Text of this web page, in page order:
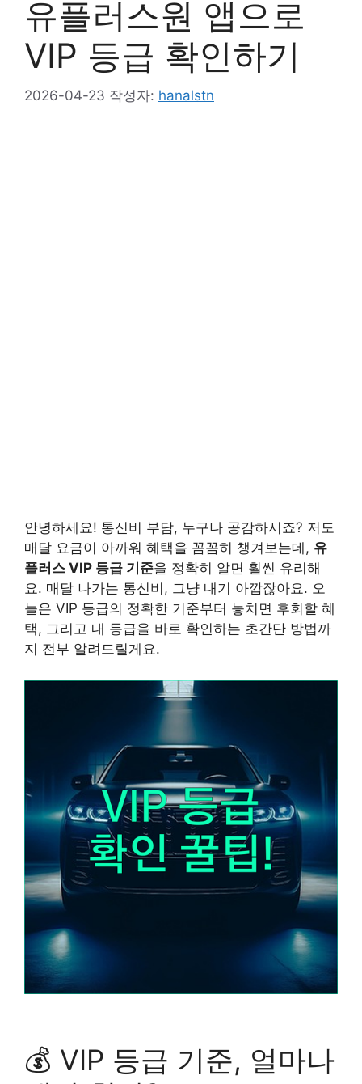
유플러스원 앱으로
VIP 등급 확인하기
2026-04-23 작성자: hanalstn
안녕하세요! 통신비 부담, 누구나 공감하시죠? 저도
매달 요금이 아까워 혜택을 꼼꼼히 챙겨보는데, 유
플러스 VIP 등급 기준을 정확히 알면 훨씬 유리해
요. 매달 나가는 통신비, 그냥 내기 아깝잖아요. 오
늘은 VIP 등급의 정확한 기준부터 놓치면 후회할 혜
택, 그리고 내 등급을 바로 확인하는 초간단 방법까
지 전부 알려드릴게요.
💰 VIP 등급 기준, 얼마나